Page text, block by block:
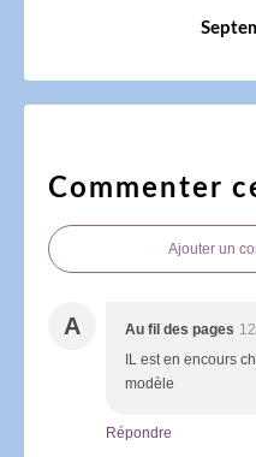
Commenter
Ajouter un
A Au fil des pages
IL est en encours
modèle
Répondre